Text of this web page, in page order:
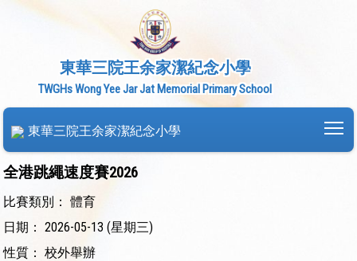
東華三院王余家潔紀念小學
TWGHs Wong Yee Jar Jat Memorial Primary School
東華三院王余家潔紀念小學
全港跳繩速度賽2026
比賽類別： 體育
日期： 2026-05-13 (星期三)
性質： 校外舉辦